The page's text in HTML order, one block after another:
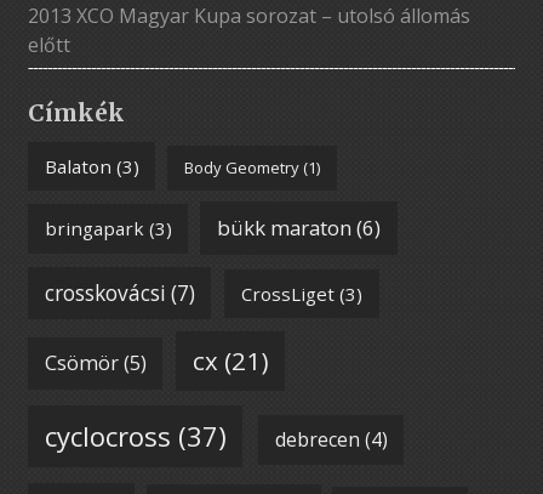
2013 XCO Magyar Kupa sorozat – utolsó állomás
előtt
Címkék
Balaton (3) Body Geometry(1)
bringapark (3) bükk maraton (6)
crosskovácsi (7) CrossLiget(3)
Csömör(5) cx (21)
cyclocross (37) debrecen (4)